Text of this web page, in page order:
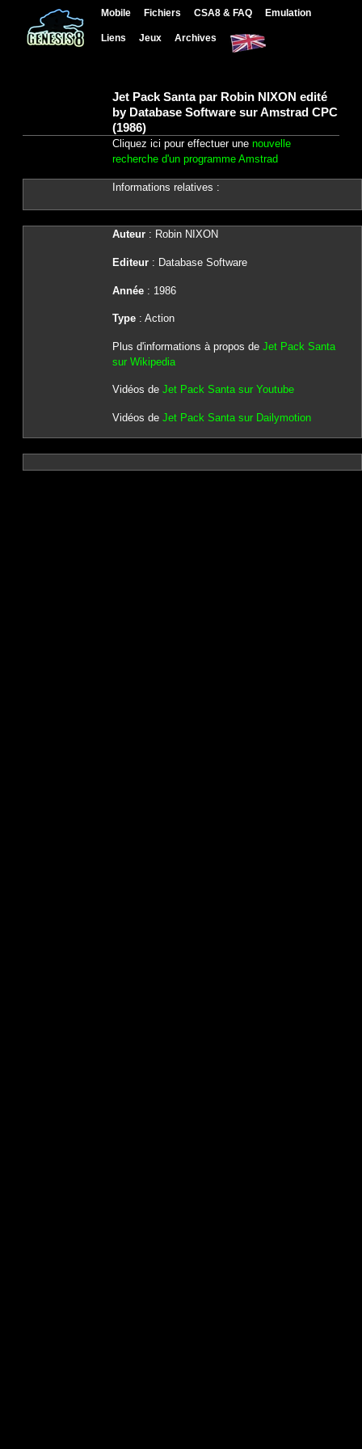
Mobile Fichiers CSA8 & FAQ Emulation
Liens Jeux Archives
Jet Pack Santa par Robin NIXON edité
by Database Software sur Amstrad CPC
(1986)
Cliquez ici pour effectuer une nouvelle
recherche d'un programme Amstrad
Informations relatives :
Auteur: Robin NIXON
Editeur: Database Software
Année: 1986
Type: Action
Plus d'informations à propos de Jet Pack Santa
sur Wikipedia
Vidéos de Jet Pack Santa sur Youtube
Vidéos de Jet Pack Santa sur Dailymotion